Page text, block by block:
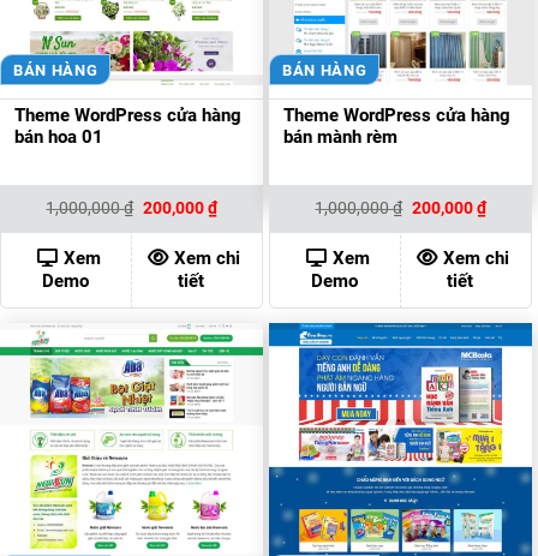
BÁN HÀNG
Theme WordPress cửa hàng
bán hoa 01
1,000,000₫ Giá
là:
1,000,000 ₫.
200,000₫Giá
hiện
tại
là:
200,000 ₫.
Xem
Demo
Xem chi
tiết
BÁN HÀNG
Theme WordPress cửa hàng
bán mành rèm
1,000,000₫ Giá
là:
1,000,000 ₫.
200,000₫Giá
hiện
tại
là:
Xem
Demo
Xem chi
tiết